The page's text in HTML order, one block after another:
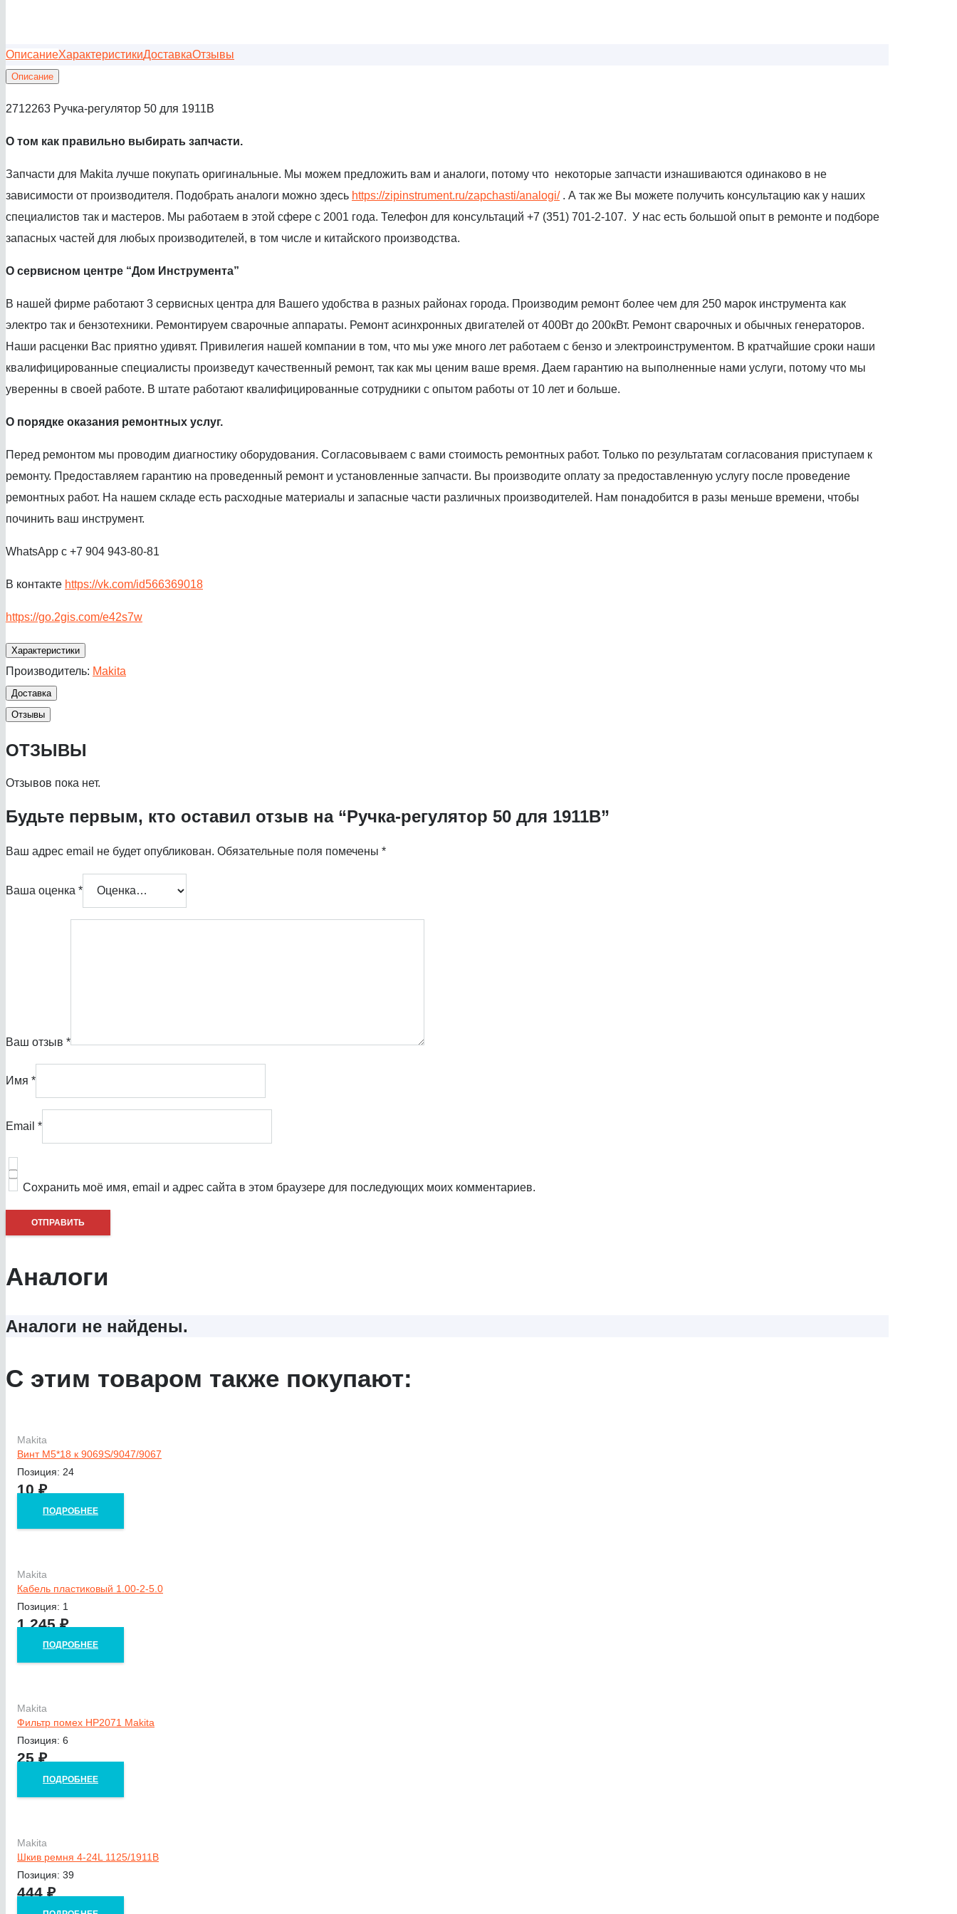
ОписаниеХарактеристикиДоставкаОтзывы
Описание
2712263 Ручка-регулятор 50 для 1911B
О том как правильно выбирать запчасти.
Запчасти для Makita лучше покупать оригинальные. Мы можем предложить вам и аналоги, потому что некоторые запчасти изнашиваются одинаково в не
зависимости от производителя. Подобрать аналоги можно здесь https://zipinstrument.ru/zapchasti/analogi/. А так же Вы можете получить консультацию как у наших
специалистов так и мастеров. Мы работаем в этой сфере с 2001 года. Телефон для консультаций +7 (351) 701-2-107. У нас есть большой опыт в ремонте и подборе
запасных частей для любых производителей, в том числе и китайского производства.
О сервисном центре “Дом Инструмента”
В нашей фирме работают 3 сервисных центра для Вашего удобства в разных районах города. Производим ремонт более чем для 250 марок инструмента как
электро так и бензотехники. Ремонтируем сварочные аппараты. Ремонт асинхронных двигателей от 400Вт до 200кВт. Ремонт сварочных и обычных генераторов.
Наши расценки Вас приятно удивят. Привилегия нашей компании в том, что мы уже много лет работаем с бензо и электроинструментом. В кратчайшие сроки наши
квалифицированные специалисты произведут качественный ремонт, так как мы ценим ваше время. Даем гарантию на выполненные нами услуги, потому что мы
уверенны в своей работе. В штате работают квалифицированные сотрудники с опытом работы от 10 лет и больше.
О порядке оказания ремонтных услуг.
Перед ремонтом мы проводим диагностику оборудования. Согласовываем с вами стоимость ремонтных работ. Только по результатам согласования приступаем к
ремонту. Предоставляем гарантию на проведенный ремонт и установленные запчасти. Вы производите оплату за предоставленную услугу после проведение
ремонтных работ. На нашем складе есть расходные материалы и запасные части различных производителей. Нам понадобится в разы меньше времени, чтобы
починить ваш инструмент.
WhatsApp с +7 904 943-80-81
В контакте https://vk.com/id566369018
https://go.2gis.com/e42s7w
Характеристики
Производитель: Makita
Доставка
Отзывы
ОТЗЫВЫ
Отзывов пока нет.
Будьте первым, кто оставил отзыв на “Ручка-регулятор 50 для 1911B”
Ваш адрес email не будет опубликован. Обязательные поля помечены *
Ваша оценка *
Ваш отзыв *
Имя *
Email *
Сохранить моё имя, email и адрес сайта в этом браузере для последующих моих комментариев.
Аналоги
Аналоги не найдены.
С этим товаром также покупают:
Makita
Винт M5*18 к 9069S/9047/9067
Позиция: 24
10₽
ПОДРОБНЕЕ
Makita
Кабель пластиковый 1.00-2-5.0
Позиция: 1
1 245₽
ПОДРОБНЕЕ
Makita
Фильтр помех HP2071 Makita
Позиция: 6
25₽
ПОДРОБНЕЕ
Makita
Шкив ремня 4-24L 1125/1911B
Позиция: 39
444₽